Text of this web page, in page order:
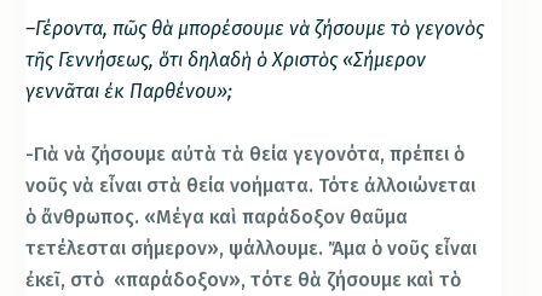
–Γέροντα, πῶς θὰ μπορέσουμε νὰ ζήσουμε τὸ γεγονὸς
τῆς Γεννήσεως, ὅτι δηλαδὴ ὁ Χριστὸς «Σήμερον
γεννᾶται ἐκ Παρθένου»;
-Γιὰ νὰ ζήσουμε αὐτὰ τὰ θεία γεγονότα, πρέπει ὁ
νοῦς νὰ εἶναι στὰ θεία νοήματα. Τότε ἀλλοιώνεται
ὁ ἄνθρωπος. «Μέγα καὶ παράδοξον θαῦμα
τετέλεσται σήμερον», ψάλλουμε. Ἄμα ὁ νοῦς εἶναι
ἐκεῖ, στὸ «παράδοξον», τότε θὰ ζήσουμε καὶ τὸ